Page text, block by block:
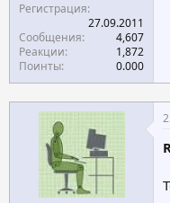
Регистрация
27.09.2011
Сообщения
4,607
Реакции
1,872
Поинты
0.000